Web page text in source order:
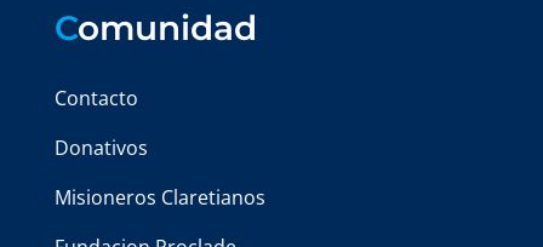
Comunidad
Contacto
Donativos
Misioneros Claretianos